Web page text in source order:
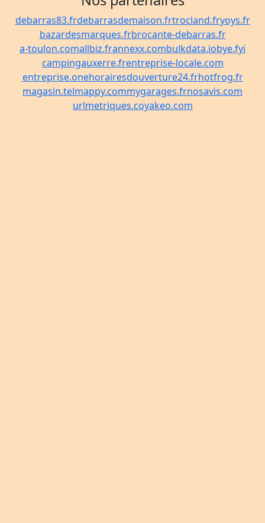
debarras83.frdebarrasdemaison.frtrocland.fryoys.fr
bazardesmarques.frbrocante-debarras.fr
a-toulon.comallbiz.frannexx.combulkdata.iobye.fyi
campingauxerre.frentreprise-locale.com
entreprise.onehorairesdouverture24.frhotfrog.fr
magasin.telmappy.commygarages.frnosavis.com
urlmetriques.coyakeo.com